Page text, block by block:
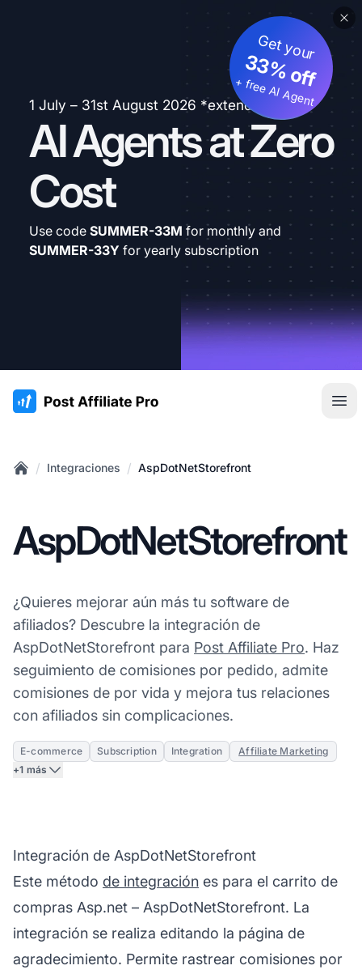
1 July – 31st August 2026 *extended
AI Agents at Zero
Cost
Get your
33% off
+ free AI Agent
Use code SUMMER-33M for monthly and
SUMMER-33Y for yearly subscription
:site.title
/ Integraciones / AspDotNetStorefront
AspDotNetStorefront
¿Quieres mejorar aún más tu software de
afiliados? Descubre la integración de
AspDotNetStorefront para Post Affiliate Pro. Haz
seguimiento de comisiones por pedido, admite
comisiones de por vida y mejora tus relaciones
con afiliados sin complicaciones.
E-commerce Subscription Integration
Affiliate Marketing
+1 más
Integración de AspDotNetStorefront
Este método de integración es para el carrito de
compras Asp.net – AspDotNetStorefront. La
integración se realiza editando la página de
agradecimiento. Permite rastrear comisiones por